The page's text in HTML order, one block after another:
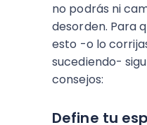
no podrás ni
desorden. Para
esto -o lo
sucediendo-
consejos:
Define tu